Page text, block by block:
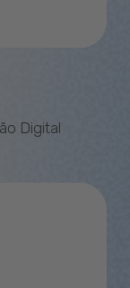
Digital